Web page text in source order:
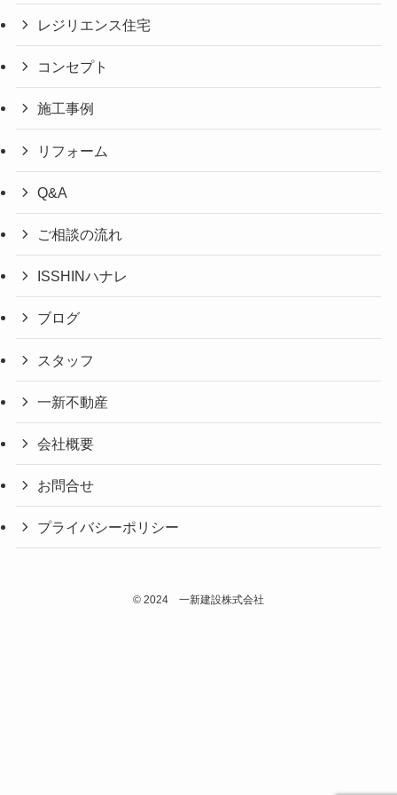
レジリエンス住宅
コンセプト
施工事例
リフォーム
Q&A
ご相談の流れ
ISSHINハナレ
ブログ
スタッフ
一新不動産
会社概要
お問合せ
プライバシーポリシー
© 2024 一新建設株式会社